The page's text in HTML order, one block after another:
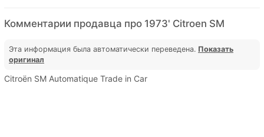
Комментарии продавца про 1973' Citroen SM
Эта информация была автоматически переведена. Показать
оригинал
Citroën SM Automatique Trade in Car